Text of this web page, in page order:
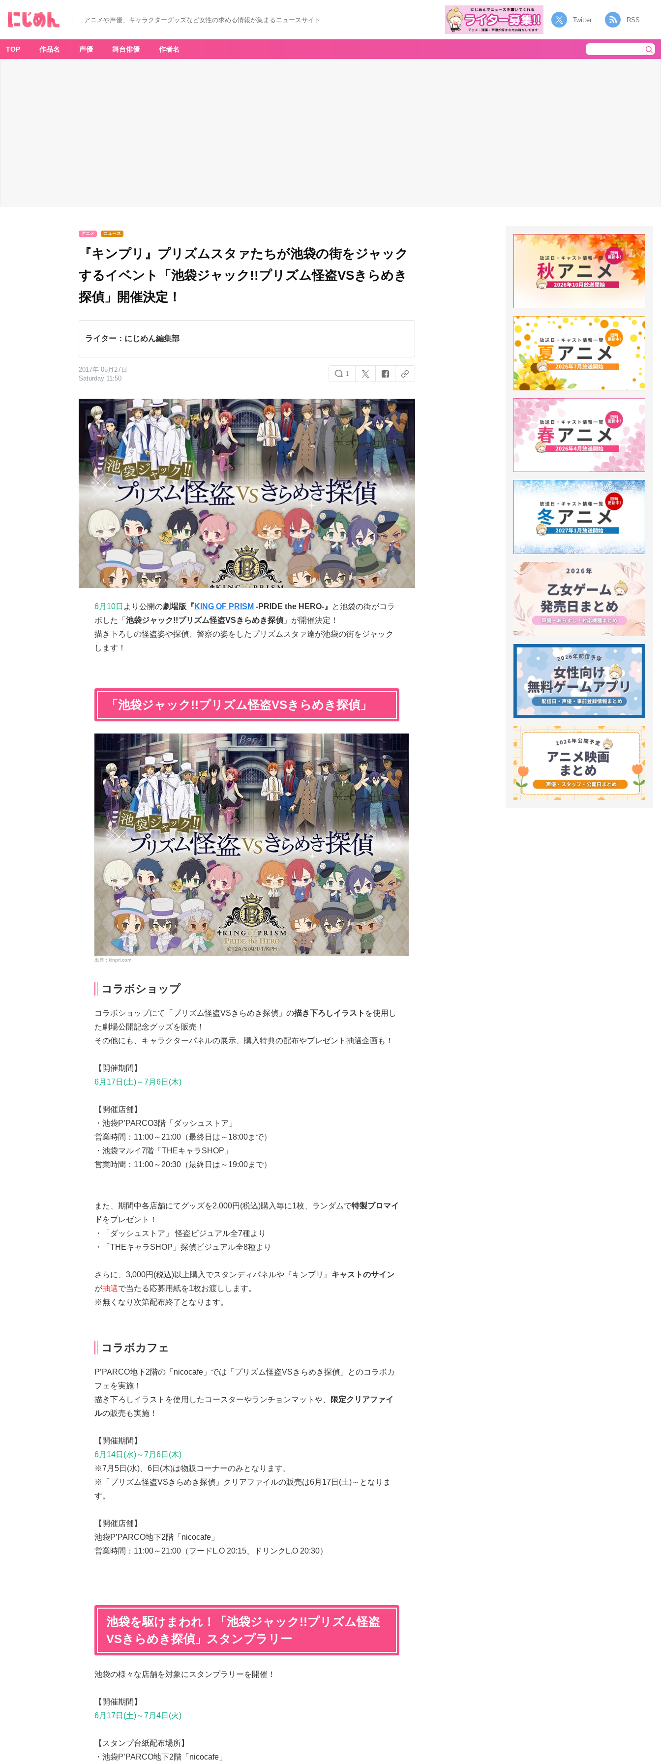
アニメや声優、キャラクターグッズなど女性の求める情報が集まるニュースサイト Twitter RSS
TOP 作品名 声優 舞台俳優 作者名
アニメ ニュース
『キンプリ』プリズムスタァたちが池袋の街をジャック
するイベント「池袋ジャック!!プリズム怪盗VSきらめき
探偵」開催決定！
ライター：にじめん編集部
2017年 05月27日
Saturday 11:50
1
6月10日 より公開の劇場版『 KING OF PRISM -PRIDE the HERO-』
と池袋の街がコラ
ボした「 池袋ジャック!!プリズム怪盗VSきらめき探偵 」が開催決定！
描き下ろしの怪盗姿や探偵、警察の姿をしたプリズムスタァ達が池袋の街をジャック
します！
「池袋ジャック!!プリズム怪盗VSきらめき探偵」
kinpri.com
コラボショップ
コラボショップにて「プリズム怪盗VSきらめき探偵」の描き下ろしイラスト を使用し
た劇場公開記念グッズを販売！
その他にも、キャラクターパネルの展示、購入特典の配布やプレゼント抽選企画も！
【開催期間】
6月17日(土)～7月6日(木)
【開催店舗】
・池袋P’PARCO3階「ダッシュストア」
営業時間：11:00～21:00（最終日は～18:00まで）
・池袋マルイ7階「THEキャラSHOP」
営業時間：11:00～20:30（最終日は～19:00まで）
また、期間中各店舗にてグッズを2,000円(税込)購入毎に1枚、ランダムで特製ブロマイ
ドをプレゼント！
・「ダッシュストア」 怪盗ビジュアル全7種より
・「THEキャラSHOP」探偵ビジュアル全8種より
さらに、3,000円(税込)以上購入でスタンディパネルや『キンプリ』 キャストのサイン
が抽選で当たる応募用紙を1枚お渡しします。
※無くなり次第配布終了となります。
コラボカフェ
P’PARCO地下2階の「nicocafe」では「プリズム怪盗VSきらめき探偵」とのコラボカ
フェを実施！
描き下ろしイラストを使用したコースターやランチョンマットや、
限定クリアファイ
ルの販売も実施！
【開催期間】
6月14日(水)～7月6日(木)
※7月5日(水)、6日(木)は物販コーナーのみとなります。
※「プリズム怪盗VSきらめき探偵」クリアファイルの販売は6月17日(土)～となりま
す。
【開催店舗】
池袋P’PARCO地下2階「nicocafe」
営業時間：11:00～21:00（フードL.O 20:15、ドリンクL.O 20:30）
池袋を駆けまわれ！「池袋ジャック!!プリズム怪盗
VSきらめき探偵」スタンプラリー
池袋の様々な店舗を対象にスタンプラリーを開催！
【開催期間】
6月17日(土)～7月4日(火)
【スタンプ台紙配布場所】
・池袋P’PARCO地下2階「nicocafe」